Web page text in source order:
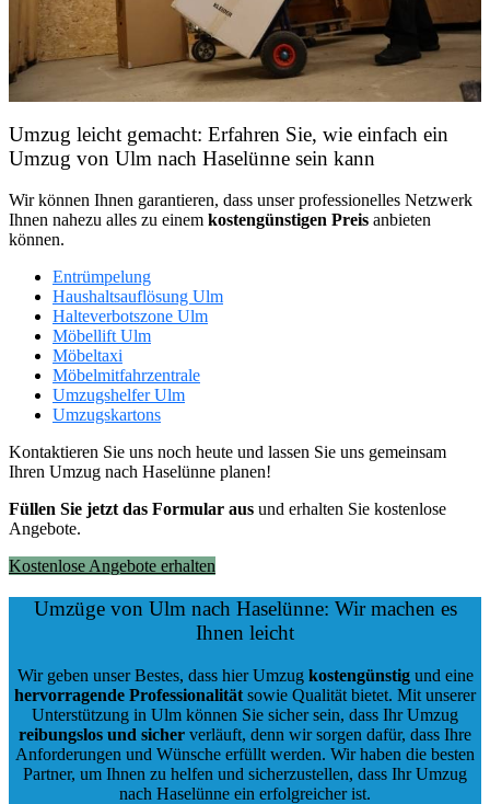
Umzug leicht gemacht: Erfahren Sie, wie einfach ein
Umzug von Ulm nach Haselünne sein kann
Wir können Ihnen garantieren, dass unser professionelles Netzwerk
Ihnen nahezu alles zu einem kostengünstigen Preis anbieten
können.
Entrümpelung
Haushaltsauflösung Ulm
Halteverbotszone Ulm
Möbellift Ulm
Möbeltaxi
Möbelmitfahrzentrale
Umzugshelfer Ulm
Umzugskartons
Kontaktieren Sie uns noch heute und lassen Sie uns gemeinsam
Ihren Umzug nach Haselünne planen!
Füllen Sie jetzt das Formular aus und erhalten Sie kostenlose
Angebote.
Kostenlose Angebote erhalten
Umzüge von Ulm nach Haselünne: Wir machen es
Ihnen leicht
Wir geben unser Bestes, dass hier Umzug kostengünstigund eine
hervorragende Professionalität sowie Qualität bietet. Mit unserer
Unterstützung in Ulm können Sie sicher sein, dass Ihr Umzug
reibungslos und sicher verläuft, denn wir sorgen dafür, dass Ihre
Anforderungen und Wünsche erfüllt werden. Wir haben die besten
Partner, um Ihnen zu helfen und sicherzustellen, dass Ihr Umzug
nach Haselünne ein erfolgreicher ist.